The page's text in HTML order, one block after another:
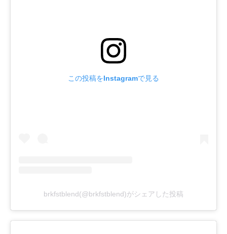
この投稿をInstagramで見る
brkfstblend(@brkfstblend)がシェアした投稿